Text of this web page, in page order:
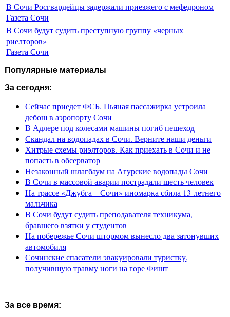
В Сочи Росгвардейцы задержали приезжего с мефедроном
Газета Сочи
В Сочи будут судить преступную группу «черных
риелторов»
Газета Сочи
Популярные материалы
За сегодня:
Сейчас приедет ФСБ. Пьяная пассажирка устроила
дебош в аэропорту Сочи
В Адлере под колесами машины погиб пешеход
Скандал на водопадах в Сочи. Верните наши деньги
Хитрые схемы риэлторов. Как приехать в Сочи и не
попасть в обсерватор
Незаконный шлагбаум на Агурские водопады Сочи
В Сочи в массовой аварии пострадали шесть человек
На трассе «Джубга – Сочи» иномарка сбила 13-летнего
мальчика
В Сочи будут судить преподавателя техникума,
бравшего взятки у студентов
На побережье Сочи штормом вынесло два затонувших
автомобиля
Сочинские спасатели эвакуировали туристку,
получившую травму ноги на горе Фишт
За все время: